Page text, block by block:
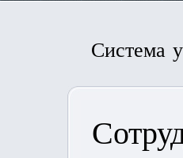
Система